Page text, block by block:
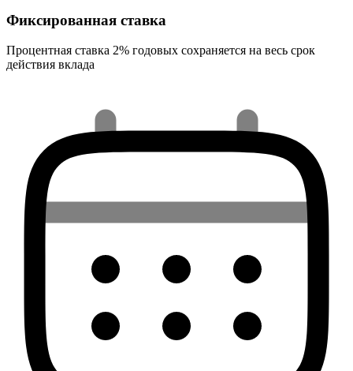
Фиксированная ставка
Процентная ставка 2% годовых сохраняется на весь срок
действия вклада